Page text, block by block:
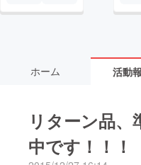
ホーム 活動
リターン品、
中です！！！